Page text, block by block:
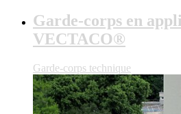
Garde-corps en
VECTACO®
Garde-corps technique